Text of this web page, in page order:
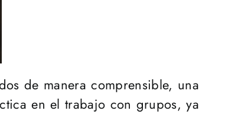
de manera comprensible, una
en el trabajo con grupos, ya